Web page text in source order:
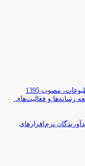
مصوب 1395
رسانه­‌ها و فعالیت‌­های
نرم‌افزارهای